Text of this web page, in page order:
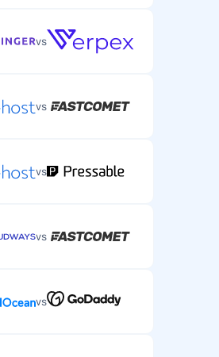
vs
vs
vs
vs
vs